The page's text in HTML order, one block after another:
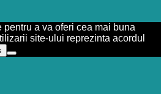
a va oferi cea mai buna
site-ului reprezinta acordul